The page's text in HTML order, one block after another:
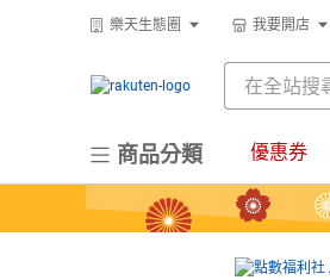
樂天生態圈 我要開店
商品分類 優惠券